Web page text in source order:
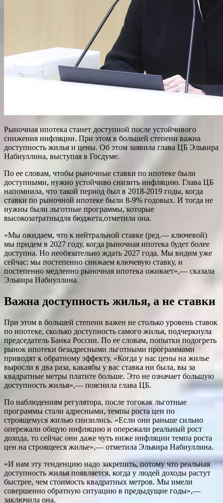
Рыночная ипотека станет доступной после устойчивого
снижения инфляции. При этом в большей степени важна
доступность жилья и цены. Об этом заявила глава ЦБ Эльвира
Набиуллина, выступая в Госдуме.
По ее словам, чтобы рыночные ставки по ипотеке были
доступными, нужно устойчиво снизить инфляцию. Глава ЦБ
напомнила, что такой период был в 2018-2019 годы, когда
ставки по рыночной ипотеке были 8-9% годовых. И тогда не
нужны были льготные программы, которые
высокозатратныдля бюджета,отметила она.
«Мы ожидаем, что к нейтральной ставке (ред.— ключевой)
мы придем в 2027 году, когда рыночная ипотека будет более
доступна. Но необязательно ждать 2027 года. Мы видим уже
сейчас: мы постепенно снижаем ключевую ставку, и
постепенно медленно рыночная ипотека оживает»,— сказала
Эльвира Набиуллина.
Важна доступность жилья, а не ставки
При этом в большей степени важен не столько уровень ставок
по ипотеке, сколько доступность самого жилья, подчеркнула
председатель Банка России. По ее словам, попытки подогреть
рынок ипотеки безадресными льготными программами
приводят к обратному эффекту. «Когда у нас цены на жилье
выросли в два раза, какаябы у вас ставка ни была, вы за
квадратные метры платите больше. Это не означает большую
доступность жилья»,— пояснила глава ЦБ.
По наблюдениям регулятора, после тогокак льготные
программы стали адресными, темпы роста цен по
строящемуся жилью снизились. «Если они раньше сильно
опережали общую инфляцию и опережали реальный рост
дохода, то сейчас они даже чуть ниже инфляции темпа роста
цен на строящееся жилье»,— отметила Эльвира Набиуллина.
«И нам эту тенденцию надо закрепить, потому что реальная
доступность жилья появляется, когда у людей доходы растут
быстрее, чем стоимость квадратных метров. Мы имели
совершенно обратную ситуацию в предыдущие годы»,—
заключила она.